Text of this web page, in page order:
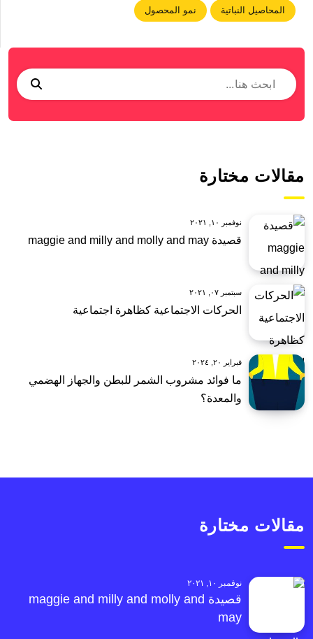
المحاصيل النباتية نمو المحصول
مقالات مختارة
نوفمبر ١٠, ٢٠٢١
قصيدة maggie and milly and molly and may
سبتمبر ٠٧, ٢٠٢١
الحركات الاجتماعية كظاهرة اجتماعية
فبراير ٢٠, ٢٠٢٤
ما فوائد مشروب الشمر للبطن والجهاز الهضمي
والمعدة؟
مقالات مختارة
نوفمبر ١٠, ٢٠٢١
قصيدة maggie and milly and molly and
may